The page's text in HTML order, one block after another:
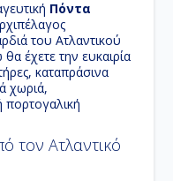
Πόντα
τουΑτλαντικού
έχετε την ευκαιρία
καταπράσινα
χωριά,
πορτογαλική
τον Ατλαντικό